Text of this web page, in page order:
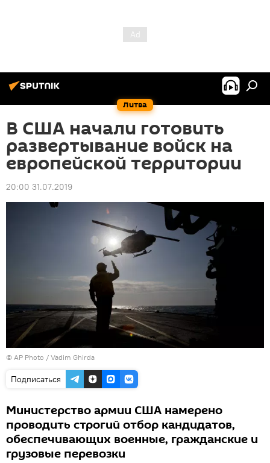
Литва
В США начали готовить
развертывание войск на
европейской территории
20:00 31.07.2019
© AP Photo / Vadim Ghirda
Подписаться
Министерство армии США намерено
проводить строгий отбор кандидатов,
обеспечивающих военные, гражданские и
грузовые перевозки